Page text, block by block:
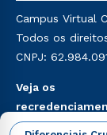
mencionadas
Religioso,
do Ensino de
Campus Virtual
Todos os
CNPJ:
Veja os
aqui